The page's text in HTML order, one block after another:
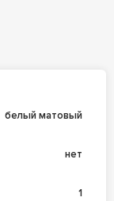
белый матовый
нет
1